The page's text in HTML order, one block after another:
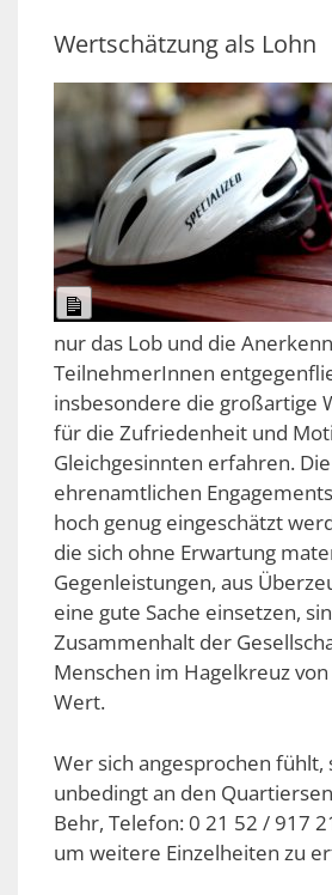
Wertschätzung als Lohn
Lange
Beschreibung
nur das Lob und die
TeilnehmerInnen
insbesondere die großartige
für die Zufriedenheit und
Gleichgesinnten erfahren.
ehrenamtlichen
hoch genug eingeschätzt
die sich ohne Erwartung
Gegenleistungen, aus
eine gute Sache einsetzen,
Zusammenhalt der
Menschen im Hagelkreuz
Wert.
Wer sich angesprochen fühlt,
unbedingt an den
Behr, Telefon: 0 21 52 / 917
um weitere Einzelheiten zu